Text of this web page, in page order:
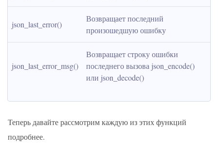
json_last_error()
Возвращает последний
произошедшую ошибку
json_last_error_msg()
Возвращает строку ошибки
последнего вызова json_encode()
или json_decode()
Теперь давайте рассмотрим каждую из этих функций
подробнее.